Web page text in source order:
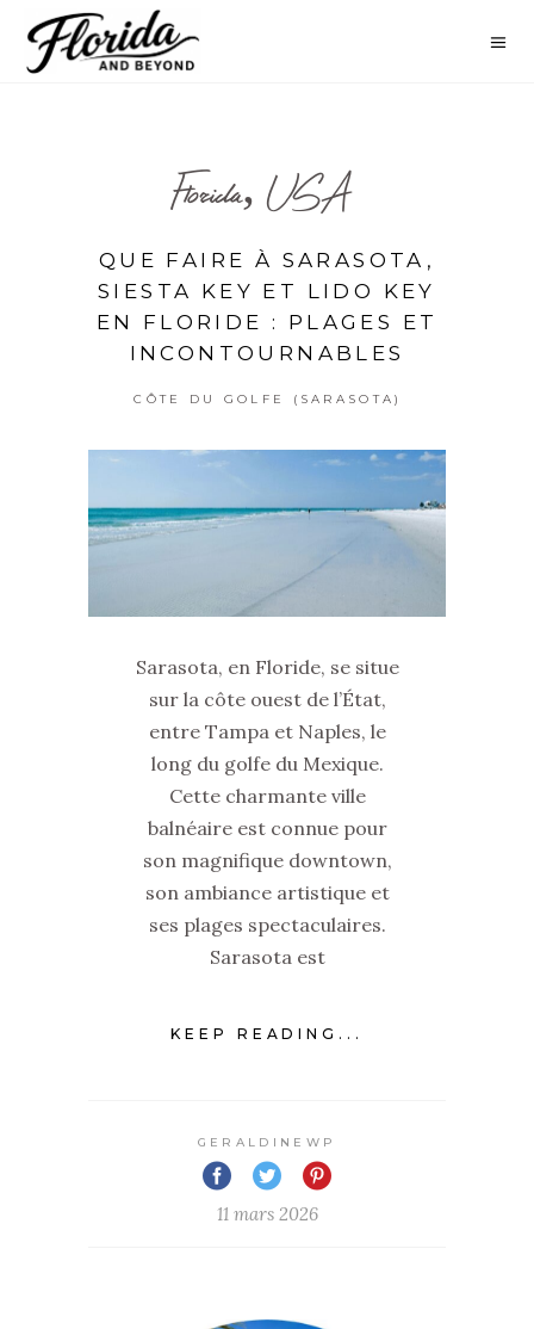
Florida, USA
QUE FAIRE À SARASOTA,
SIESTA KEY ET LIDO KEY
EN FLORIDE : PLAGES ET
INCONTOURNABLES
CÔTE DU GOLFE (SARASOTA)
Sarasota, en Floride, se situe
sur la côte ouest de l’État,
entre Tampa et Naples, le
long du golfe du Mexique.
Cette charmante ville
balnéaire est connue pour
son magnifique downtown,
son ambiance artistique et
ses plages spectaculaires.
Sarasota est
KEEP READING...
GERALDINEWP
11 mars 2026